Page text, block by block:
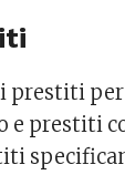
prestiti
e prestiti